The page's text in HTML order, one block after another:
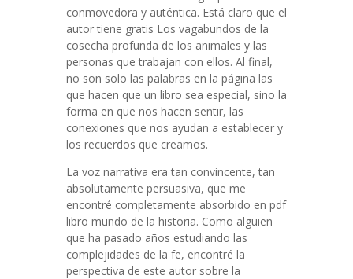
conmovedora y auténtica. Está claro que el
autor tiene gratis Los vagabundos de la
cosecha profunda de los animales y las
personas que trabajan con ellos. Al final,
no son solo las palabras en la página las
que hacen que un libro sea especial, sino la
forma en que nos hacen sentir, las
conexiones que nos ayudan a establecer y
los recuerdos que creamos.
La voz narrativa era tan convincente, tan
absolutamente persuasiva, que me
encontré completamente absorbido en pdf
libro mundo de la historia. Como alguien
que ha pasado años estudiando las
complejidades de la fe, encontré la
perspectiva de este autor sobre la